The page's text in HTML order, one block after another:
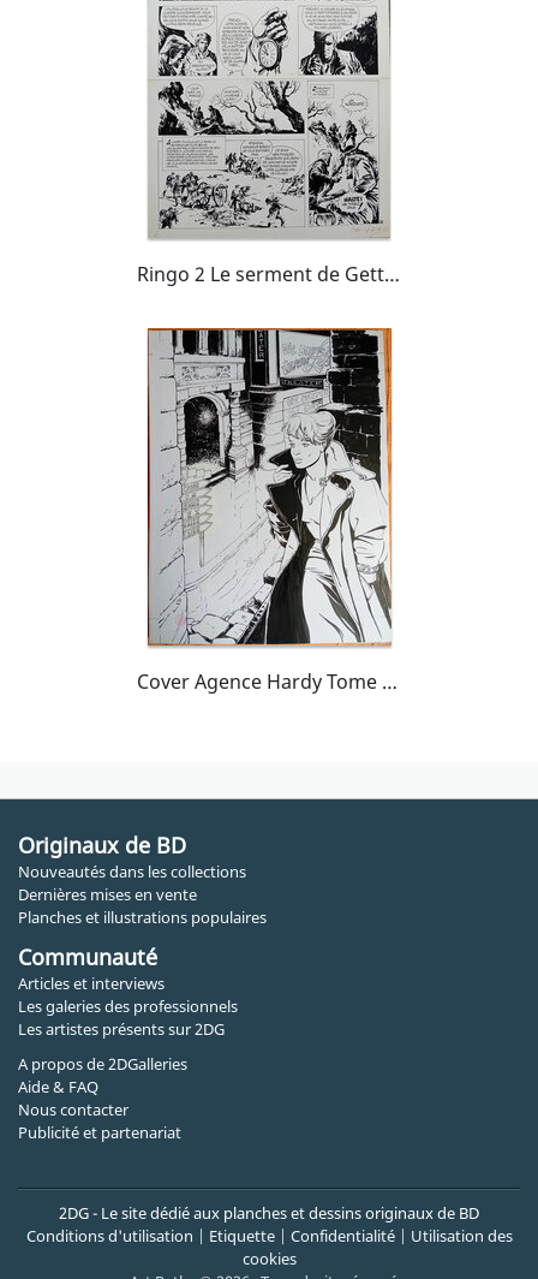
Ringo 2 Le serment de Gettysburg
Cover Agence Hardy Tome 5 "Berlin, zone française"
Originaux de BD
Nouveautés dans les collections
Dernières mises en vente
Planches et illustrations populaires
Communauté
Articles et interviews
Les galeries des professionnels
Les artistes présents sur 2DG
A propos de 2DGalleries
Aide & FAQ
Nous contacter
Publicité et partenariat
2DG - Le site dédié aux planches et dessins originaux de BD
Conditions d'utilisation | Etiquette| Confidentialité| Utilisation des
cookies